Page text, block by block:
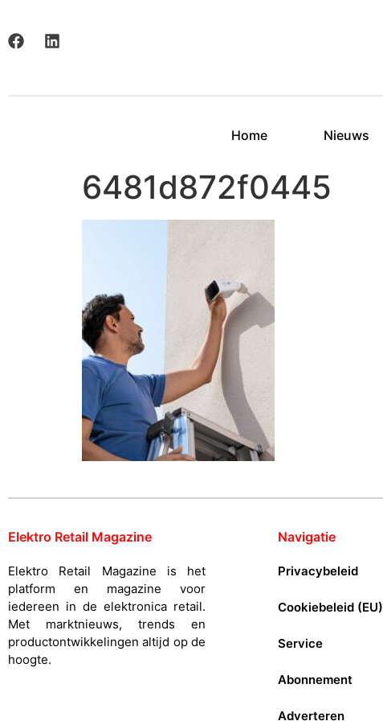
Home Nieuws
6481d872f0445
Elektro Retail Magazine Navigatie
Elektro Retail Magazine is het
platform en magazine voor
iedereen in de elektronica retail.
Met marktnieuws, trends en
productontwikkelingen altijd op de
hoogte.
Privacybeleid
Cookiebeleid (EU)
Service
Abonnement
Adverteren